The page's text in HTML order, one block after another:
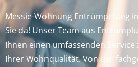
Messie-Wohnung Entrümpelung
Sie da! Unser Team aus
Ihnen einen umfassenden
Ihrer Wohnqualität. Von der